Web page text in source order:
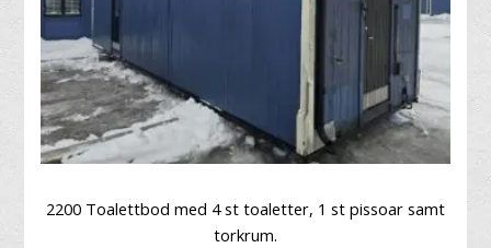
2200 Toalettbod med 4 st toaletter, 1 st pissoar samt
torkrum.